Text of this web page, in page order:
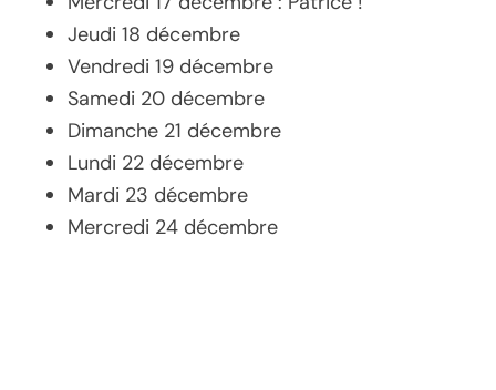
Jeudi 18 décembre
Vendredi 19 décembre
Samedi 20 décembre
Dimanche 21 décembre
Lundi 22 décembre
Mardi 23 décembre
Mercredi 24 décembre